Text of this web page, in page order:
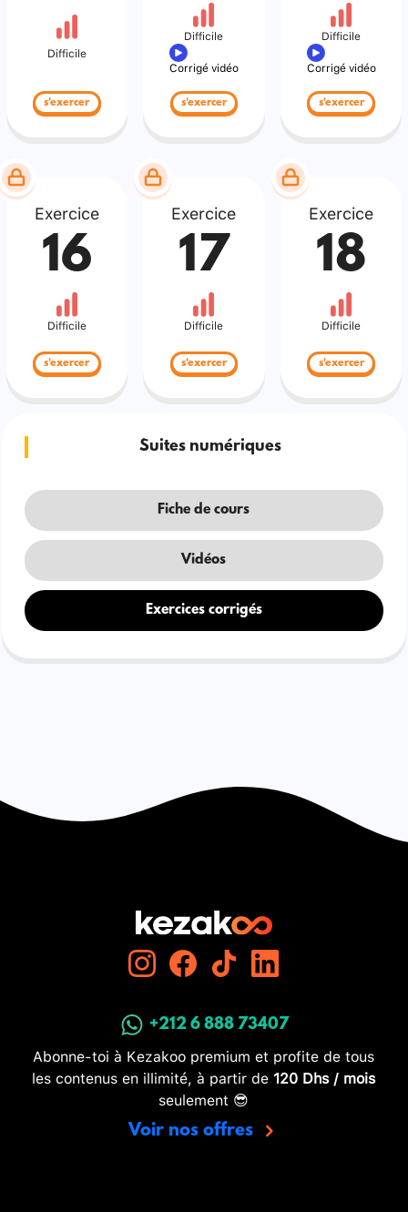
Difficile
s'exercer
Difficile
Corrigé vidéo
s'exercer
Difficile
Corrigé vidéo
s'exercer
Exercice
16
Difficile
s'exercer
Exercice
17
Difficile
s'exercer
Exercice
18
Difficile
s'exercer
Suites numériques
Fiche de cours
Vidéos
Exercices corrigés
+212 6 888 73407
Abonne-toi à Kezakoo premium et profite de tous
les contenus en illimité, à partir de 120 Dhs / mois
seulement 😎
Voir nos offres